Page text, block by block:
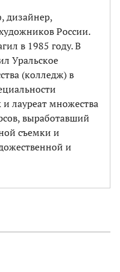
дизайнер,
России.
в 1985 году. В
Уральское
(колледж) в
лауреат множества
выработавший
съемки и
и